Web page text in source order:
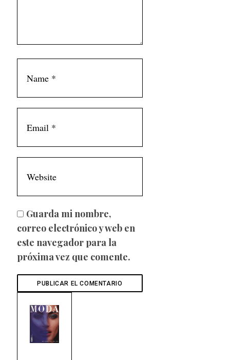
Guarda mi nombre,
correo electrónico y web en
este navegador para la
próxima vez que comente.